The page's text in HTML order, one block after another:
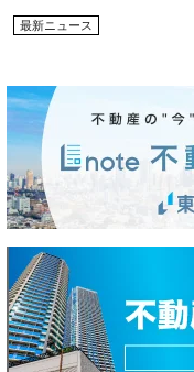
最新ニュース